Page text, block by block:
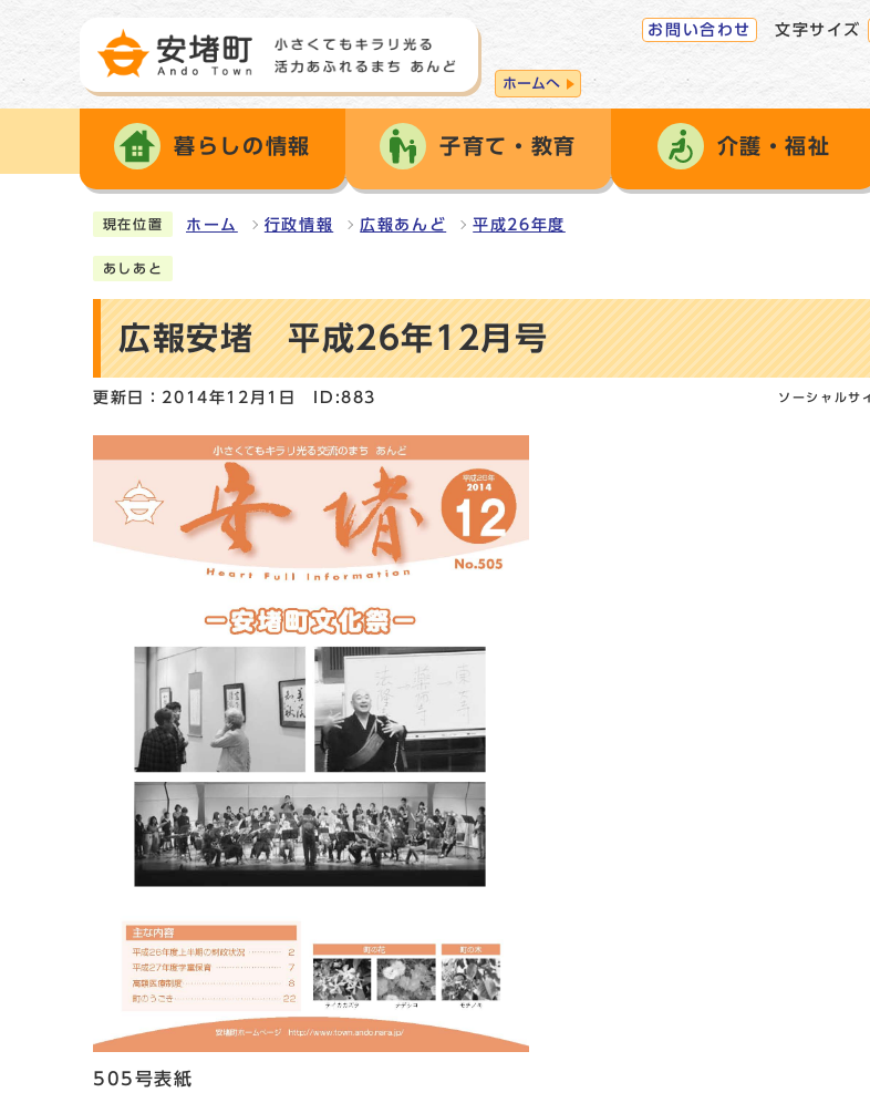
ホームへ
お問い合わせ 文字サイズ
暮らしの情報 子育て・教育 介護・福祉
現在位置 ホーム 行政情報 広報あんど 平成26年度
あしあと
広報安堵 平成26年12月号
更新日：2014年12月1日 ID:883 ソーシャルサ
505号表紙